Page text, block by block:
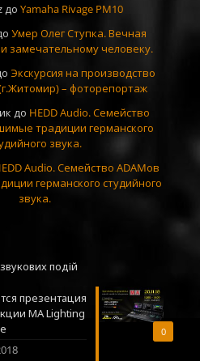
до Yamaha Rivage PM10
Умер Олег Ступка. Вечная
замечательному человеку.
Экскурсия на производство
– фоторепортаж
до HEDD Audio. Семейство
традиции германского
звука.
Audio. Семейство ADAMов
германского студийного
звука.
подій
0
презентация
MA Lighting